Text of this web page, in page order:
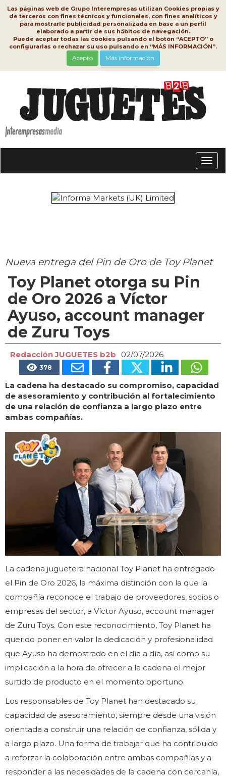
Las páginas web de Grupo Interempresas utilizan Cookies propias y
de terceros con fines técnicos y funcionales, con fines analíticos y
para mostrarle publicidad personalizada en base a un perfil
elaborado a partir de sus hábitos de navegación.
Puede aceptar todas las cookies pulsando el botón “ACEPTO” o
configurarlas o rechazar su uso pulsando en “MÁS INFORMACIÓN”.
Acepto Más información
Nueva entrega del Pin de Oro de Toy Planet
Toy Planet otorga su Pin
de Oro 2026 a Víctor
Ayuso, account manager
de Zuru Toys
Redacción JUGUETES b2b 02/07/2026
378
La cadena ha destacado su compromiso, capacidad
de asesoramiento y contribución al fortalecimiento
de una relación de confianza a largo plazo entre
ambas compañías.
La cadena juguetera nacional Toy Planet ha entregado
el Pin de Oro 2026, la máxima distinción con la que la
compañía reconoce el trabajo de proveedores, socios o
empresas del sector, a Víctor Ayuso, account manager
de Zuru Toys. Con este reconocimiento, Toy Planet ha
querido poner en valor la dedicación y profesionalidad
que Ayuso ha demostrado en el día a día, así como su
implicación a la hora de ofrecer a la cadena el mejor
surtido de producto en el momento oportuno.
Los responsables de Toy Planet han destacado su
capacidad de asesoramiento, siempre desde una visión
orientada a construir una relación de confianza, sólida y
a largo plazo. Una forma de trabajar que ha contribuido
a reforzar la colaboración entre ambas compañías y a
responder a las necesidades de la cadena con cercanía,